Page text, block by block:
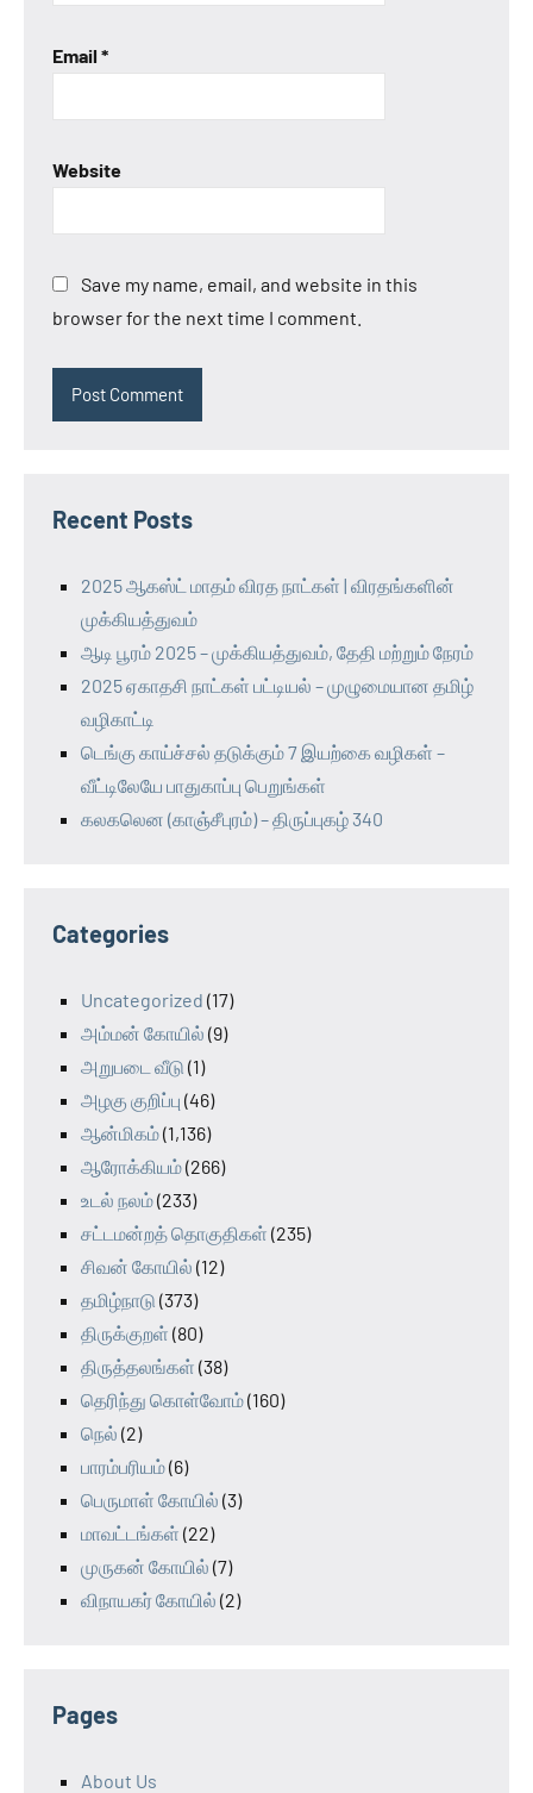
Email *
Website
Save my name, email, and website in this
browser for the next time I comment.
Recent Posts
2025 ஆகஸ்ட் மாதம் விரத நாட்கள் | விரதங்களின்
முக்கியத்துவம்
ஆடி பூரம் 2025 – முக்கியத்துவம், தேதி மற்றும் நேரம்
2025 ஏகாதசி நாட்கள் பட்டியல் – முழுமையான தமிழ்
வழிகாட்டி
டெங்கு காய்ச்சல் தடுக்கும் 7 இயற்கை வழிகள் –
வீட்டிலேயே பாதுகாப்பு பெறுங்கள்
கலகலென (காஞ்சீபுரம்) – திருப்புகழ் 340
Categories
Uncategorized (17)
அம்மன் கோயில் (9)
அறுபடை வீடு (1)
அழகு குறிப்பு (46)
ஆன்மிகம்(1,136)
ஆரோக்கியம்(266)
உடல் நலம்(233)
சட்டமன்றத் தொகுதிகள் (235)
சிவன் கோயில் (12)
தமிழ்நாடு (373)
திருக்குறள் (80)
திருத்தலங்கள் (38)
தெரிந்து கொள்வோம்(160)
நெல் (2)
பாரம்பரியம்(6)
பெருமாள் கோயில் (3)
மாவட்டங்கள் (22)
முருகன் கோயில் (7)
விநாயகர் கோயில் (2)
Pages
About Us